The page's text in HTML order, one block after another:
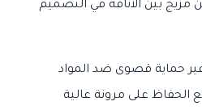
مزيج بين الأناقة في التصميم
حماية قصوى ضد المواد
الحفاظ على مرونة عالية